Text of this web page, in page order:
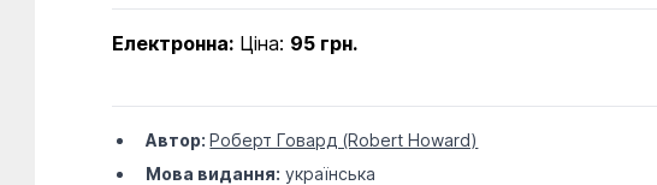
Електронна: Ціна: 95 грн.
Автор:Роберт Говард (Robert Howard)
Мова видання: українська